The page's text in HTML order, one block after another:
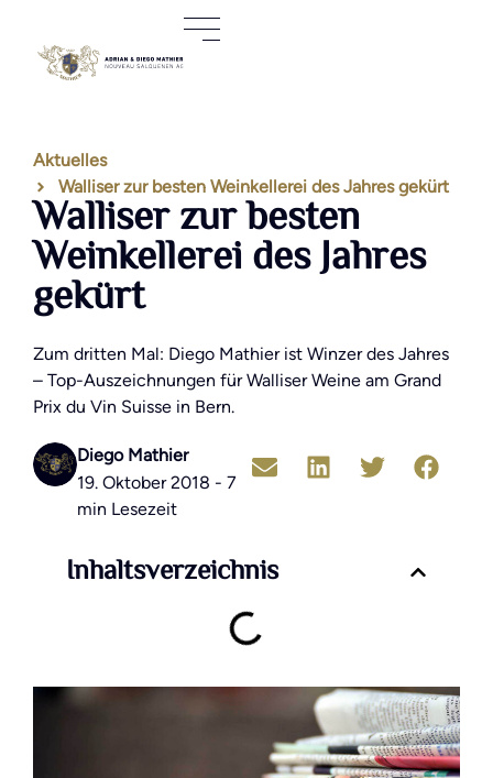
Aktuelles
Walliser zur besten Weinkellerei des Jahres gekürt
Walliser zur besten
Weinkellerei des Jahres
gekürt
Zum dritten Mal: Diego Mathier ist Winzer des Jahres
– Top-Auszeichnungen für Walliser Weine am Grand
Prix du Vin Suisse in Bern.
Diego Mathier
19. Oktober 2018 - 7
min Lesezeit
Inhaltsverzeichnis